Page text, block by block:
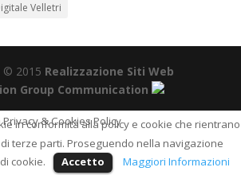
Velletri
© 2015 Realizzazione Siti Web
Group Communication
in conformità alla policy e cookie che rientrano
terze parti. Proseguendo nella navigazione
cookie.
Accetto Maggiori Informazioni
Privacy & Cookies Policy